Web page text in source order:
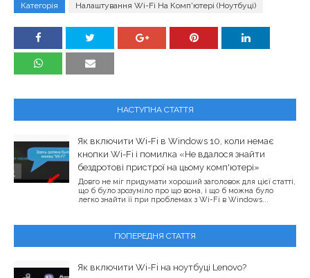
Категорія Налаштування Wi-Fi На Комп'ютері (ноутбуці)
НАСТУПНА СТАТТЯ
Як включити Wi-Fi в Windows 10, коли немає
кнопки Wi-Fi і помилка «Не вдалося знайти
бездротові пристрої на цьому комп'ютері»
Довго не міг придумати хороший заголовок для цієї статті,
що б було зрозуміло про що вона, і що б можна було
легко знайти її при проблемах з Wi-Fi в Windows...
ПОПЕРЕДНЯ СТАТТЯ
Як включити Wi-Fi на ноутбуці Lenovo?